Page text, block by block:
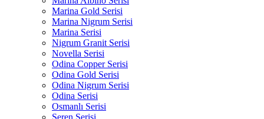
Marina Gold Serisi
Marina Nigrum Serisi
Marina Serisi
Nigrum Granit Serisi
Novella Serisi
Odina Copper Serisi
Odina Gold Serisi
Odina Nigrum Serisi
Odina Serisi
Osmanlı Serisi
Seren Serisi